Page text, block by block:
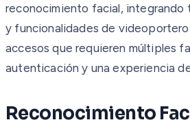
reconocimiento facial, integrando
y funcionalidades de
accesos que requieren múltiples
autenticación y una experiencia
Reconocimiento